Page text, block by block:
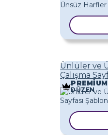
Ünlüler ve
Çalışma
PREMIUM
DÜZEN